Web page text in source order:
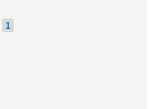
1